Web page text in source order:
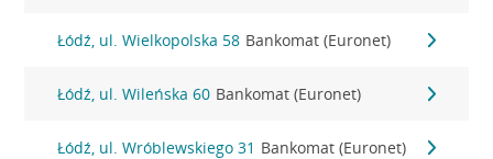
Łódź, ul. Wielkopolska 58 Bankomat (Euronet)
Łódź, ul. Wileńska 60 Bankomat (Euronet)
Łódź, ul. Wróblewskiego 31 Bankomat (Euronet)